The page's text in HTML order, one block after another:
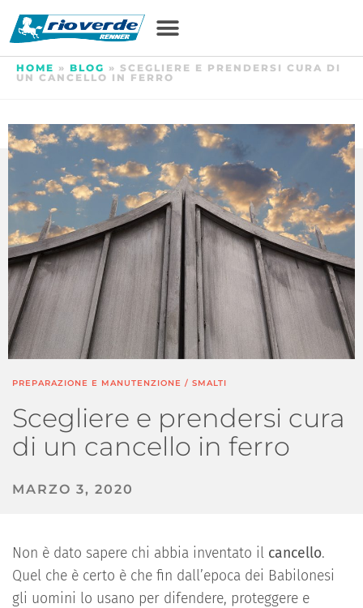
HOME » BLOG » SCEGLIERE E PRENDERSI CURA DI
UN CANCELLO IN FERRO
PREPARAZIONE E MANUTENZIONE / SMALTI
Scegliere e prendersi cura
di un cancello in ferro
MARZO 3, 2020
Non è dato sapere chi abbia inventato il cancello.
Quel che è certo è che fin dall’epoca dei Babilonesi
gli uomini lo usano per difendere, proteggere e